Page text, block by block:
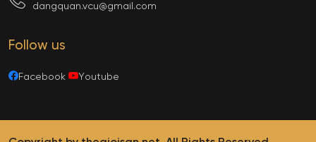
dangquan.vcu@gmail.com
Follow us
Facebook Youtube